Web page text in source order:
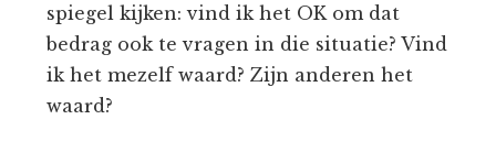
spiegel kijken: vind ik het OK om dat
bedrag ook te vragen in die situatie? Vind
ik het mezelf waard? Zijn anderen het
waard?